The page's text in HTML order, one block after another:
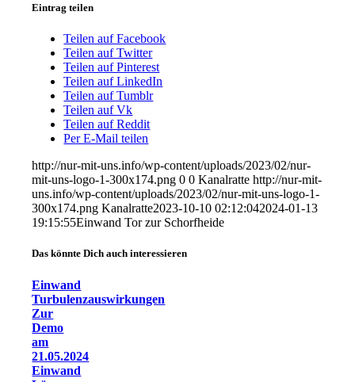
Eintrag teilen
Teilen auf Facebook
Teilen auf Twitter
Teilen auf Pinterest
Teilen auf LinkedIn
Teilen auf Tumblr
Teilen auf Vk
Teilen auf Reddit
Per E-Mail teilen
http://nur-mit-uns.info/wp-content/uploads/2023/02/nur-
mit-uns-logo-1-300x174.png 0 0 Kanalratte http://nur-mit-
uns.info/wp-content/uploads/2023/02/nur-mit-uns-logo-1-
300x174.png Kanalratte2023-10-10 02:12:042024-01-13
19:15:55Einwand Tor zur Schorfheide
Das könnte Dich auch interessieren
Einwand
Turbulenzauswirkungen
Zur
Demo
am
21.05.2024
Einwand